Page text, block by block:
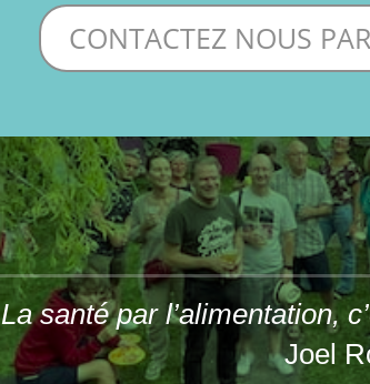
CONTACTEZ NOUS
La santé par l’alimentation,
Joel